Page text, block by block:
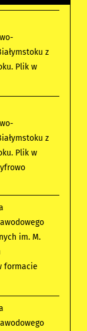
z
Plik w
z
Plik w
im. M.
formacie